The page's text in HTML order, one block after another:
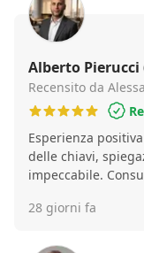
Alberto
Recensito da
Esperienza
delle chiavi,
impeccabile.
28 giorni fa